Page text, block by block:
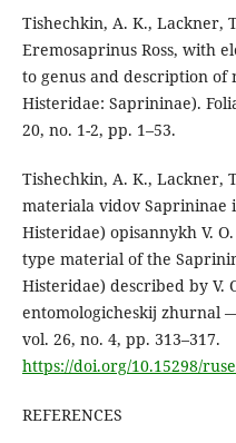
Tishechkin, A. K., Lackner,
Eremosaprinus Ross, with
to genus and description of
Histeridae: Saprininae).
20, no. 1-2, pp. 1–53.
Tishechkin, A. K., Lackner,
materiala vidov Saprininae
Histeridae) opisannykh V.
type material of the
Histeridae) described by V.
entomologicheskij zhurnal
vol. 26, no. 4, pp. 313–317.
https://doi.org/10.15298/
REFERENCES